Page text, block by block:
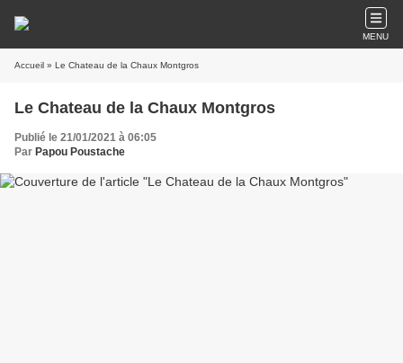
MENU
Accueil » Le Chateau de la Chaux Montgros
Le Chateau de la Chaux Montgros
Publié le 21/01/2021 à 06:05
Par Papou Poustache